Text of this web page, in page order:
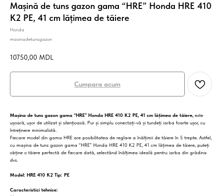
Mașină de tuns gazon gama “HRE” Honda HRE 410
K2 PE, 41 cm lățimea de tăiere
Honda
masinadetunsgazon
10750,00 MDL
Cumpara acum
Mașina de tuns gazon gama “HRE” Honda HRE 410 K2 PE, 41 cm lățimea de tăiere, este
ușoară, ușor de utilizat și silențioasă. Pur și simplu conectați-vă și tundeți iarba foarte ușor, cu
întreținere minimalistă.
Fiecare model din gama HRE are posibilitatea de reglare a înălțimii de tăiere în 5 trepte. Astfel,
cu mașina de tuns gazon gama “HRE” Honda HRE 410 K2 PE, 41 cm lățimea de tăiere, puteți
obține o tăiere perfectă de fiecare dată, selectând înălțimea ideală pentru iarba din grădina
dvs.
Model: HRE 410 K2 Tip: PE
Caracteristici tehnice: